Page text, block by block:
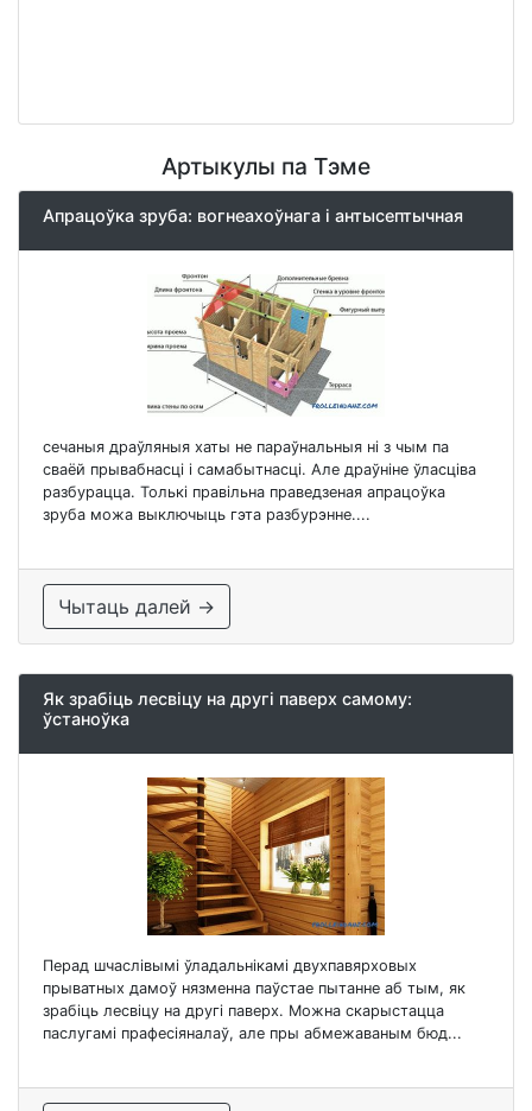
Артыкулы па Тэме
Апрацоўка зруба: вогнеахоўнага і антысептычная
сечаныя драўляныя хаты не параўнальныя ні з чым па
сваёй прывабнасці і самабытнасці. Але драўніне ўласціва
разбурацца. Толькі правільна праведзеная апрацоўка
зруба можа выключыць гэта разбурэнне....
Чытаць далей →
Як зрабіць лесвіцу на другі паверх самому:
ўстаноўка
Перад шчаслівымі ўладальнікамі двухпавярховых
прыватных дамоў нязменна паўстае пытанне аб тым, як
зрабіць лесвіцу на другі паверх. Можна скарыстацца
паслугамі прафесіяналаў, але пры абмежаваным бюд...